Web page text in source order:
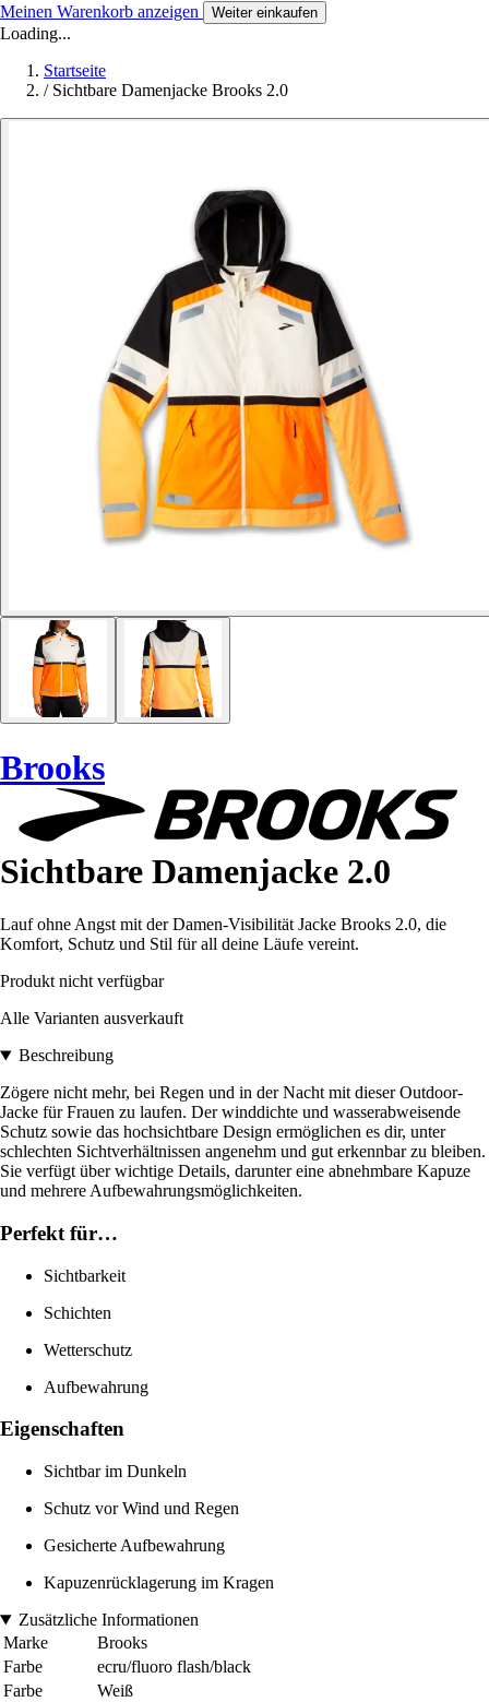
Meinen Warenkorb anzeigen Weiter einkaufen
Loading...
Startseite
/ Sichtbare Damenjacke Brooks 2.0
Brooks
Sichtbare Damenjacke 2.0
Lauf ohne Angst mit der Damen-Visibilität Jacke Brooks 2.0, die
Komfort, Schutz und Stil für all deine Läufe vereint.
Produkt nicht verfügbar
Alle Varianten ausverkauft
Beschreibung
Zögere nicht mehr, bei Regen und in der Nacht mit dieser Outdoor-
Jacke für Frauen zu laufen. Der winddichte und wasserabweisende
Schutz sowie das hochsichtbare Design ermöglichen es dir, unter
schlechten Sichtverhältnissen angenehm und gut erkennbar zu bleiben.
Sie verfügt über wichtige Details, darunter eine abnehmbare Kapuze
und mehrere Aufbewahrungsmöglichkeiten.
Perfekt für…
Sichtbarkeit
Schichten
Wetterschutz
Aufbewahrung
Eigenschaften
Sichtbar im Dunkeln
Schutz vor Wind und Regen
Gesicherte Aufbewahrung
Kapuzenrücklagerung im Kragen
Zusätzliche Informationen
Marke
Brooks
Farbe
ecru/fluoro flash/black
Farbe
Weiß